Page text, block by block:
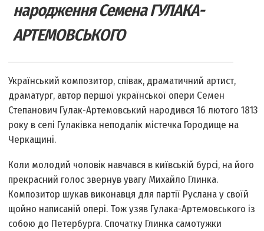
народження Семена ГУЛАКА-
АРТЕМОВСЬКОГО
Український композитор, співак, драматичний артист,
драматург, автор першої української опери Семен
Степанович Гулак-Артемовський народився 16 лютого 1813
року в селі Гулаківка неподалік містечка Городище на
Черкащині.
Коли молодий чоловік навчався в київській бурсі, на його
прекрасний голос звернув увагу Михайло Глинка.
Композитор шукав виконавця для партії Руслана у своїй
щойно написаній опері. Тож узяв Гулака-Артемовського із
собою до Петербурга. Спочатку Глинка самотужки